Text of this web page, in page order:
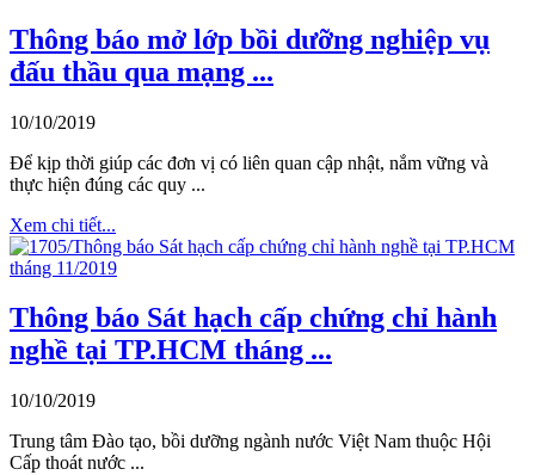
Thông báo mở lớp bồi dưỡng nghiệp vụ
đấu thầu qua mạng ...
10/10/2019
Để kịp thời giúp các đơn vị có liên quan cập nhật, nắm vững và
thực hiện đúng các quy ...
Xem chi tiết...
Thông báo Sát hạch cấp chứng chỉ hành
nghề tại TP.HCM tháng ...
10/10/2019
Trung tâm Đào tạo, bồi dưỡng ngành nước Việt Nam thuộc Hội
Cấp thoát nước ...